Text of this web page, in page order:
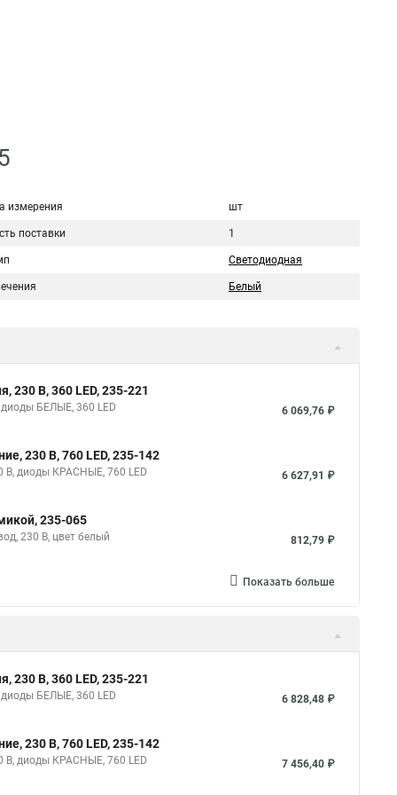
измерения шт
поставки 1
Светодиодная
Белый
В, 360 LED, 235-221
БЕЛЫЕ, 360 LED 6 069,76 ₽
230 В, 760 LED, 235-142
В, диоды КРАСНЫЕ, 760 LED 6 627,91 ₽
235-065
230 В, цвет белый 812,79 ₽
Показать больше
В, 360 LED, 235-221
БЕЛЫЕ, 360 LED 6 828,48 ₽
230 В, 760 LED, 235-142
В, диоды КРАСНЫЕ, 760 LED 7 456,40 ₽